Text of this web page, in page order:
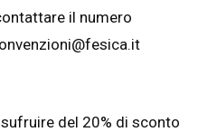
il numero
del 20% di sconto